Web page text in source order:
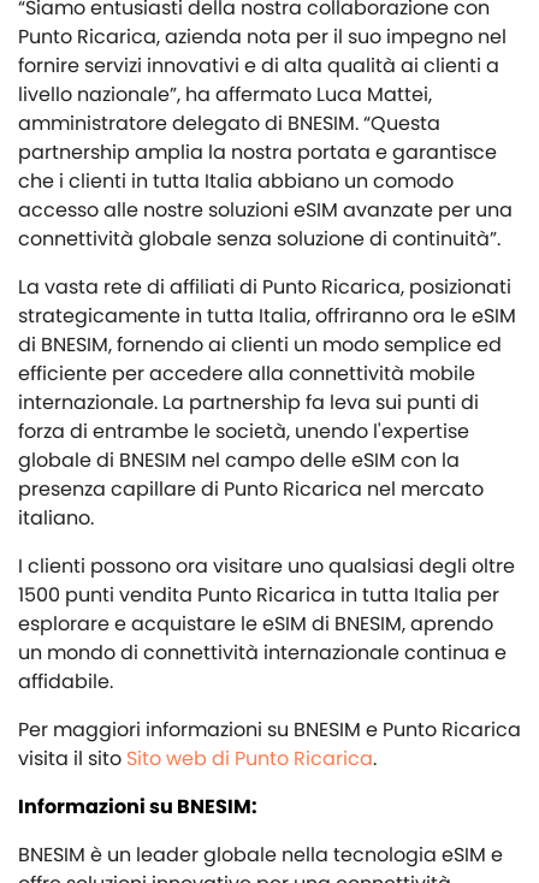
“Siamo entusiasti della nostra collaborazione con
Punto Ricarica, azienda nota per il suo impegno nel
fornire servizi innovativi e di alta qualità ai clienti a
livello nazionale”, ha affermato Luca Mattei,
amministratore delegato di BNESIM. “Questa
partnership amplia la nostra portata e garantisce
che i clienti in tutta Italia abbiano un comodo
accesso alle nostre soluzioni eSIM avanzate per una
connettività globale senza soluzione di continuità”.
La vasta rete di affiliati di Punto Ricarica, posizionati
strategicamente in tutta Italia, offriranno ora le eSIM
di BNESIM, fornendo ai clienti un modo semplice ed
efficiente per accedere alla connettività mobile
internazionale. La partnership fa leva sui punti di
forza di entrambe le società, unendo l'expertise
globale di BNESIM nel campo delle eSIM con la
presenza capillare di Punto Ricarica nel mercato
italiano.
I clienti possono ora visitare uno qualsiasi degli oltre
1500 punti vendita Punto Ricarica in tutta Italia per
esplorare e acquistare le eSIM di BNESIM, aprendo
un mondo di connettività internazionale continua e
affidabile.
Per maggiori informazioni su BNESIM e Punto Ricarica
visita il sito Sito web di Punto Ricarica.
Informazioni su BNESIM:
BNESIM è un leader globale nella tecnologia eSIM e